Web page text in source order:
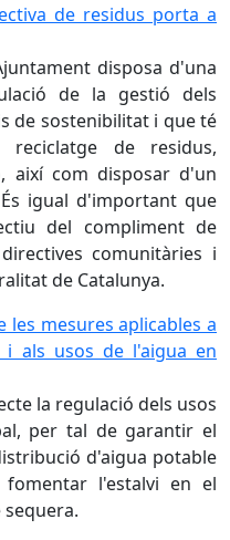
de residus porta a
disposa d'una
de la gestió dels
de sostenibilitat i que té
de residus,
així com disposar d'un
igual d'important que
del compliment de
comunitàries i
de Catalunya.
les mesures aplicables a
i als usos de l'aigua en
la regulació dels usos
per tal de garantir el
d'aigua potable
l'estalvi en el